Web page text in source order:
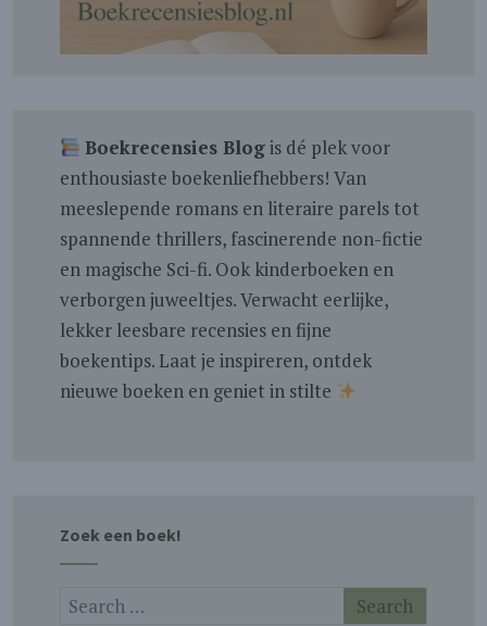
Boekrecensies Blogis dé plek voor
enthousiaste boekenliefhebbers! Van
meeslepende romans en literaire parels tot
spannende thrillers, fascinerende non-fictie
en magische Sci-fi. Ook kinderboeken en
verborgen juweeltjes. Verwacht eerlijke,
lekker leesbare recensies en fijne
boekentips. Laat je inspireren, ontdek
nieuwe boeken en geniet in stilte
Zoek een boek!